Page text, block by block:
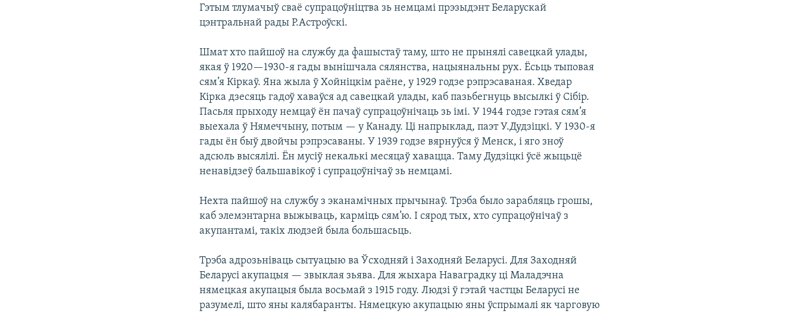
Гэтым тлумачыў сваё супрацоўніцтва зь немцамі прэзыдэнт Беларускай
цэнтральнай рады Р.Астроўскі.
Шмат хто пайшоў на службу да фашыстаў таму, што не прынялі савецкай улады,
якая ў 1920—1930-я гады вынішчала сялянства, нацыянальны рух. Ёсьць тыповая
сям’я Кіркаў. Яна жыла ў Хойніцкім раёне, у 1929 годзе рэпрэсаваная. Хведар
Кірка дзесяць гадоў хаваўся ад савецкай улады, каб пазьбегнуць высылкі ў Сібір.
Пасьля прыходу немцаў ён пачаў супрацоўнічаць зь імі. У 1944 годзе гэтая сям’я
выехала ў Нямеччыну, потым — у Канаду. Ці напрыклад, паэт У.Дудзіцкі. У 1930-я
гады ён быў двойчы рэпрэсаваны. У 1939 годзе вярнуўся ў Менск, і яго зноў
адсюль высялілі. Ён мусіў некалькі месяцаў хавацца. Таму Дудзіцкі ўсё жыцьцё
ненавідзеў бальшавікоў і супрацоўнічаў зь немцамі.
Нехта пайшоў на службу з эканамічных прычынаў. Трэба было зарабляць грошы,
каб элемэнтарна выжываць, карміць сям’ю. І сярод тых, хто супрацоўнічаў з
акупантамі, такіх людзей была большасьць.
Трэба адрозьніваць сытуацыю ва Ўсходняй і Заходняй Беларусі. Для Заходняй
Беларусі акупацыя — звыклая зьява. Для жыхара Наваградку ці Маладэчна
нямецкая акупацыя была восьмай з 1915 году. Людзі ў гэтай частцы Беларусі не
разумелі, што яны калябаранты. Нямецкую акупацыю яны ўспрымалі як чарговую